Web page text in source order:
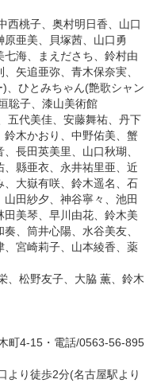
西桃子、奥村明日香、山口
亜美、貝塚茜、山口勇
七海、まえださち、鈴村由
矢追亜弥、青木保奈実、
、ひとみちゃん(艶歌シャン
聡子、漆山美術館
五代美佳、安藤舞祐、丹下
鈴木かおり、中野佑美、蟹
長田英美里、山口秋瑚、
縣亜衣、永井祐里亜、近
大嶽有咲、鈴木遥名、石
田紗夕、神谷寧々、池田
美琴、早川由花、鈴木美
、筒井心陽、水谷美友、
宮崎莉子、山本綾香、薬
、松野友子、大脇 薫、鈴木
町4-15・電話/0563-56-895
より徒歩2分(名古屋駅より